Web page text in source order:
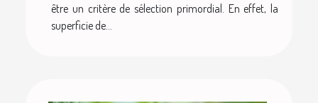
être un critère de sélection primordial. En effet, la
superficie de...